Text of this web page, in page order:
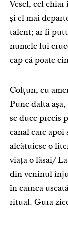
Vesel, cel
şi el mai
talent; ar fi
numele lui
cap că poate
Colţun, cu
Pune dalta
se duce precis
canal care apoi
alcătuiesc o
viaţa o lăsai/
din veninul
în carnea
ritual. Gura